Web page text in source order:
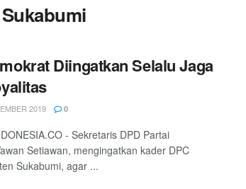
Diingatkan Selalu Jaga
2019 0
- Sekretaris DPD Partai
Setiawan, mengingatkan kader DPC
Sukabumi, agar ...